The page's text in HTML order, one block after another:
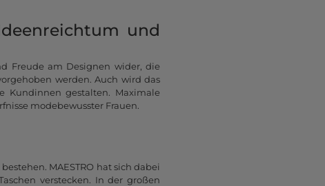
und
Freude am Designen wider, die
werden. Auch wird das
Kundinnen gestalten. Maximale
modebewusster Frauen.
MAESTRO hat sich dabei
verstecken. In der großen